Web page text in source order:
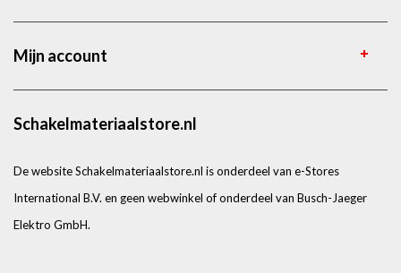
Mijn account
Schakelmateriaalstore.nl
De website Schakelmateriaalstore.nl is onderdeel van e-Stores
International B.V. en geen webwinkel of onderdeel van Busch-Jaeger
Elektro GmbH.